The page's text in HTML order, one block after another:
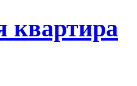
квартира